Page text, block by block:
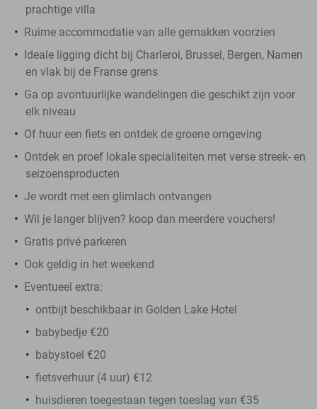
prachtige villa
Ruime accommodatie van alle gemakken voorzien
Ideale ligging dicht bij Charleroi, Brussel, Bergen, Namen
en vlak bij de Franse grens
Ga op avontuurlijke wandelingen die geschikt zijn voor
elk niveau
Of huur een fiets en ontdek de groene omgeving
Ontdek en proef lokale specialiteiten met verse streek- en
seizoensproducten
Je wordt met een glimlach ontvangen
Wil je langer blijven? koop dan meerdere vouchers!
Gratis privé parkeren
Ook geldig in het weekend
Eventueel extra:
ontbijt beschikbaar in Golden Lake Hotel
babybedje €20
babystoel €20
fietsverhuur (4 uur) €12
huisdieren toegestaan tegen toeslag van €35